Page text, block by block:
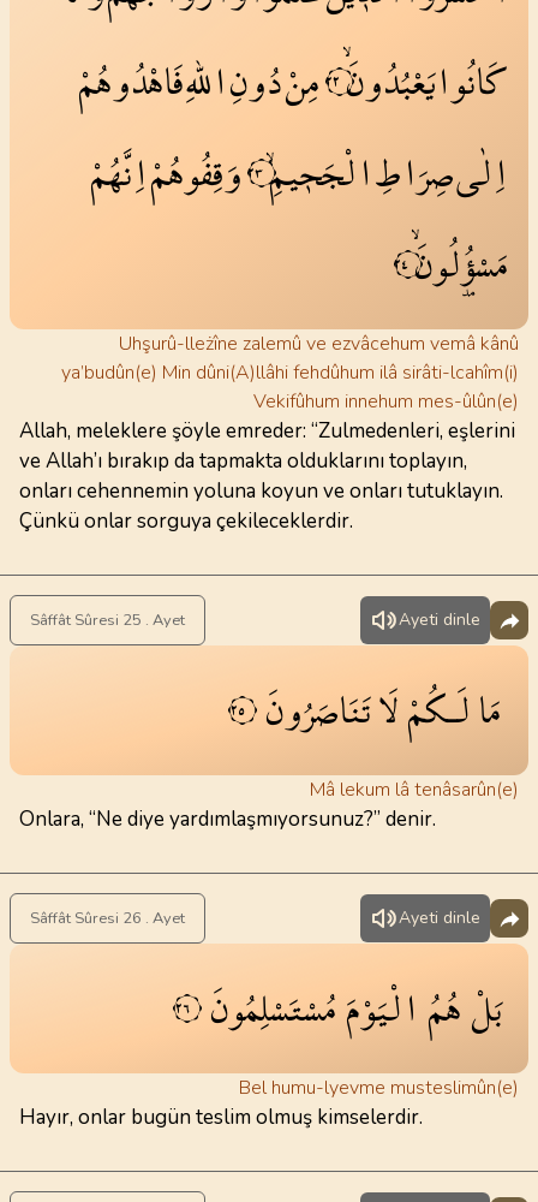
كَانُوايَعْبُدُونَۙ٢٢مِنْدُونِاللّٰهِفَاهْدُوهُمْ
اِلٰىصِرَاطِالْجَح۪يمِۙ٢٣وَقِفُوهُمْاِنَّهُمْ
مَسْؤُ۫لُونَۙ٢٤
Uhşurû-lleżîne zalemû ve ezvâcehum vemâ kânû
ya’budûn(e) Min dûni(A)llâhi fehdûhum ilâ sirâti-lcahîm(i)
Vekifûhum innehum mes-ûlûn(e)
Allah, meleklere şöyle emreder: “Zulmedenleri, eşlerini
ve Allah’ı bırakıp da tapmakta olduklarını toplayın,
onları cehennemin yoluna koyun ve onları tutuklayın.
Çünkü onlar sorguya çekileceklerdir.
Sâffât Sûresi 25 . Ayet Ayeti dinle
مَالَـكُمْلَاتَنَاصَرُونَ ٢٥
Mâ lekum lâ tenâsarûn(e)
Onlara, “Ne diye yardımlaşmıyorsunuz?” denir.
Sâffât Sûresi 26 . Ayet Ayeti dinle
بَلْهُمُ الْيَوْمَمُسْتَسْلِمُونَ ٢٦
Bel humu-lyevme musteslimûn(e)
Hayır, onlar bugün teslim olmuş kimselerdir.